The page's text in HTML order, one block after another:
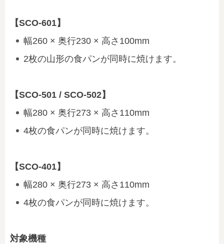
【SCO-601】
幅260 × 奥行230 × 高さ100mm
2枚の山形の食パンが同時に焼けます。
【SCO-501 / SCO-502】
幅280 × 奥行273 × 高さ110mm
4枚の食パンが同時に焼けます。
【SCO-401】
幅280 × 奥行273 × 高さ110mm
4枚の食パンが同時に焼けます。
対象機種